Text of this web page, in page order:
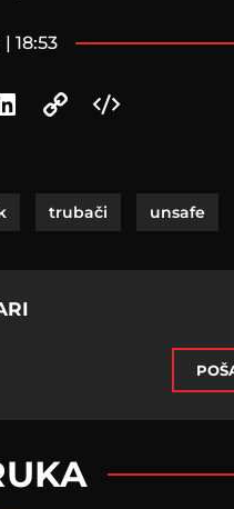
18:53
trubači unsafe